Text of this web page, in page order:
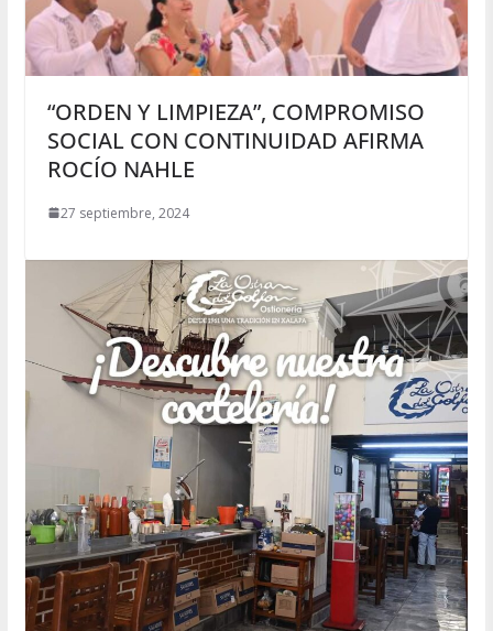
“ORDEN Y LIMPIEZA”, COMPROMISO
SOCIAL CON CONTINUIDAD AFIRMA
ROCÍO NAHLE
27 septiembre, 2024